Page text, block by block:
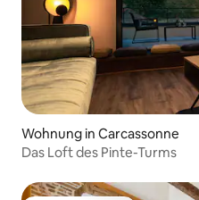
Wohnung in Carcassonne
Das Loft des Pinte-Turms